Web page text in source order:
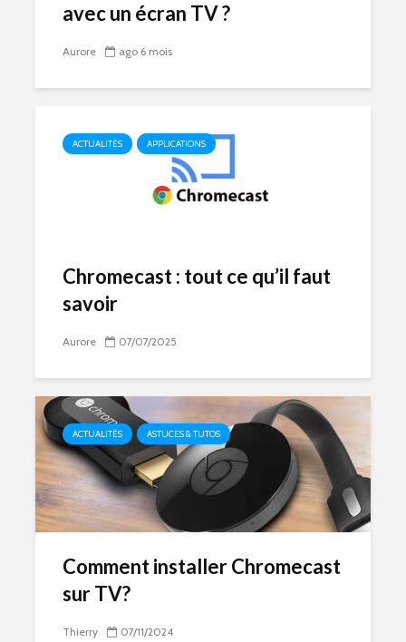
avec un écran TV ?
Aurore ago 6 mois
ACTUALITÉS APPLICATIONS
Chromecast : tout ce qu’il faut
savoir
Aurore 07/07/2025
ACTUALITÉS ASTUCES & TUTOS
Comment installer Chromecast
sur TV?
Thierry 07/11/2024